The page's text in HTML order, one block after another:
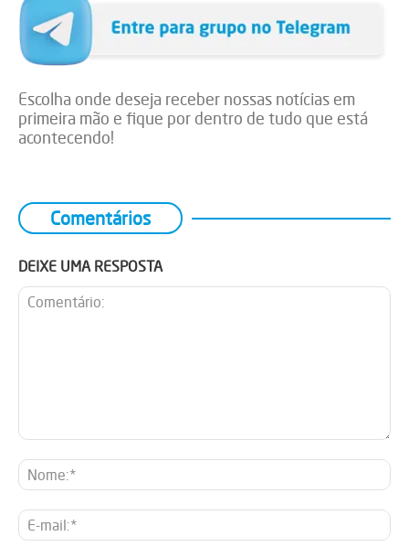
Escolha onde deseja receber nossas notícias em
primeira mão e fique por dentro de tudo que está
acontecendo!
Comentários
DEIXE UMA RESPOSTA
E-